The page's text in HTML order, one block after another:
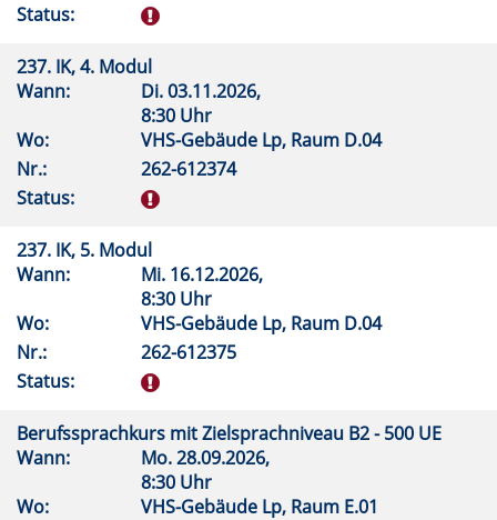
Status:
237. IK, 4. Modul
Wann:
Di.03.11.2026,
8:30 Uhr
Wo:
VHS-Gebäude Lp, Raum D.04
Nr.:
262-612374
Status:
237. IK, 5. Modul
Wann:
Mi. 16.12.2026,
8:30 Uhr
Wo:
VHS-Gebäude Lp, Raum D.04
Nr.:
262-612375
Status:
Berufssprachkurs mit Zielsprachniveau B2 - 500 UE
Wann:
Mo.28.09.2026,
8:30 Uhr
Wo:
VHS-Gebäude Lp, Raum E.01